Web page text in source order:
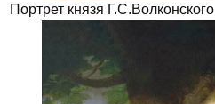
Портрет князя Г.С.Волконского